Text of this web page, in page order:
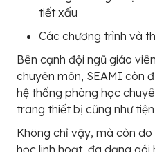
tiết xấu
Các chương trình và
Bên cạnh đội ngũ giáo
chuyên môn, SEAMI còn
hệ thống phòng học
trang thiết bị cũng như
Không chỉ vậy, mà còn
học linh hoạt, đa dạng gói